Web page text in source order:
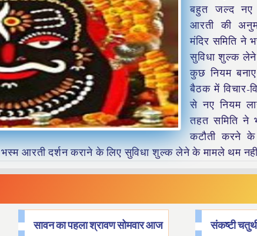
बहुत जल्द नए
आरती की
मंदिर समिति ने
सुविधा शुल्क
कुछ नियम
बैठक में विचार-
से नए नियम
तहत समिति ने
कटौती करने
भस्म आरती दर्शन कराने के लिए सुविधा शुल्क लेने के मामले थम
सावन का पहला श्रावण सोमवार आज संकष्टी